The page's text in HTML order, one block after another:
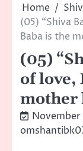
Home
(05) “Shiva
Baba is the
(05)
of love,
mother